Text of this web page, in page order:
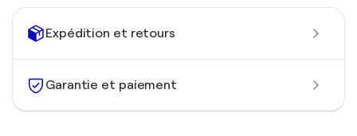
Expédition et retours
Garantie et paiement